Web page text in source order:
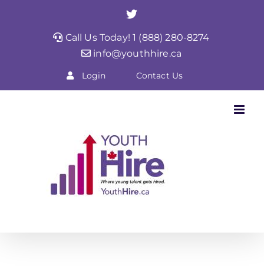
Twitter
Call Us Today! 1 (888) 280-8274
info@youthhire.ca
Login Contact Us